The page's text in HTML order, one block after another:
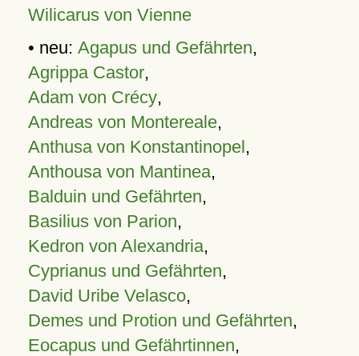
Wilicarus von Vienne
• neu: Agapus und Gefährten,
Agrippa Castor,
Adam von Crécy,
Andreas von Montereale,
Anthusa von Konstantinopel,
Anthousa von Mantinea,
Balduin und Gefährten,
Basilius von Parion,
Kedron von Alexandria,
Cyprianus und Gefährten,
David Uribe Velasco,
Demes und Protion und Gefährten,
Eocapus und Gefährtinnen,